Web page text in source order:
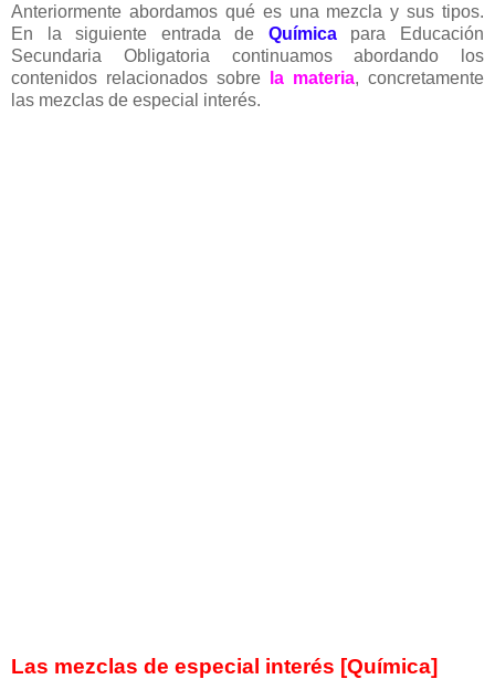
Anteriormente abordamos qué es una mezcla y sus tipos.
En la siguiente entrada de Química para Educación
Secundaria Obligatoria continuamos abordando los
contenidos relacionados sobre
la materia, concretamente
las mezclas de especial interés.
Las mezclas de especial interés [Química]